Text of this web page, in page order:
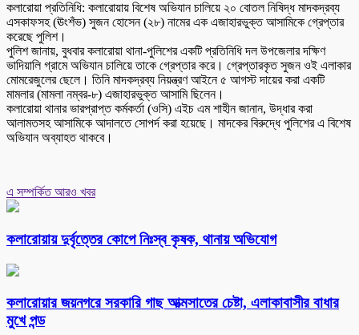
কলারোয়া প্রতিনিধি: কলারোয়ায় বিশেষ অভিযান চালিয়ে ২০ বোতল নিষিদ্ধ মাদকদ্রব্য
এসকাফসহ (ঊংশঁভ) সুজন হোসেন (২৮) নামের এক এজাহারভুক্ত আসামিকে গ্রেপ্তার
করেছে পুলিশ।
পুলিশ জানায়, বুধবার কলারোয়া থানা-পুলিশের একটি প্রতিনিধি দল উপজেলার দক্ষিণ
ভাদিয়ালি গ্রামে অভিযান চালিয়ে তাকে গ্রেপ্তার করে। গ্রেপ্তারকৃত সুজন ওই এলাকার
মোমরেজুলের ছেলে। তিনি মাদকদ্রব্য নিয়ন্ত্রণ আইনে ৫ আগস্ট দায়ের করা একটি
মামলার (মামলা নম্বর-৮) এজাহারভুক্ত আসামি ছিলেন।
কলারোয়া থানার ভারপ্রাপ্ত কর্মকর্তা (ওসি) এইচ এম শাহীন জানান, উদ্ধার করা
আলামতসহ আসামিকে আদালতে সোপর্দ করা হয়েছে। মাদকের বিরুদ্ধে পুলিশের এ বিশেষ
অভিযান অব্যাহত থাকবে।
এ সম্পর্কিত আরও খবর
কলারোয়ায় দুর্বৃত্তের কোপে নিঃস্ব কৃষক, থানায় অভিযোগ
কলারোয়ার জয়নগরে সরকারি গাছ আত্মসাতের চেষ্টা, এলাকাবাসীর বাধার
মুখে পন্ড